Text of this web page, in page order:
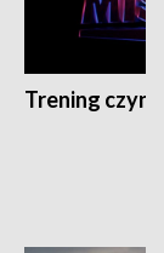
Trening czyni